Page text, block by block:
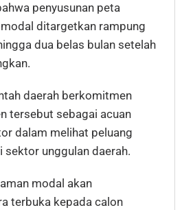
penyusunan peta
ditargetkan rampung
dua belas bulan setelah
daerah berkomitmen
tersebut sebagai acuan
dalam melihat peluang
sektor unggulan daerah.
modal akan
terbuka kepada calon